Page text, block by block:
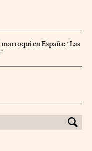
en España: “Las